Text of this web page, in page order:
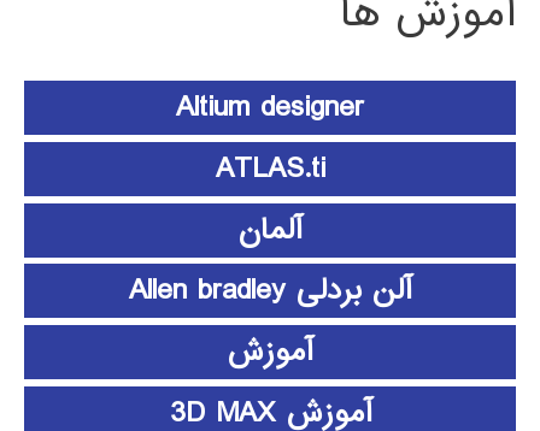
آموزش ها
Altium designer
ATLAS.ti
آلمان
آلن بردلی Allen bradley
آموزش
آموزش 3D MAX